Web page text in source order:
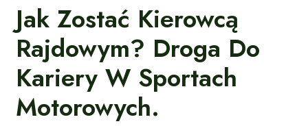
Jak Zostać Kierowcą
Rajdowym? Droga Do
Kariery W Sportach
Motorowych.